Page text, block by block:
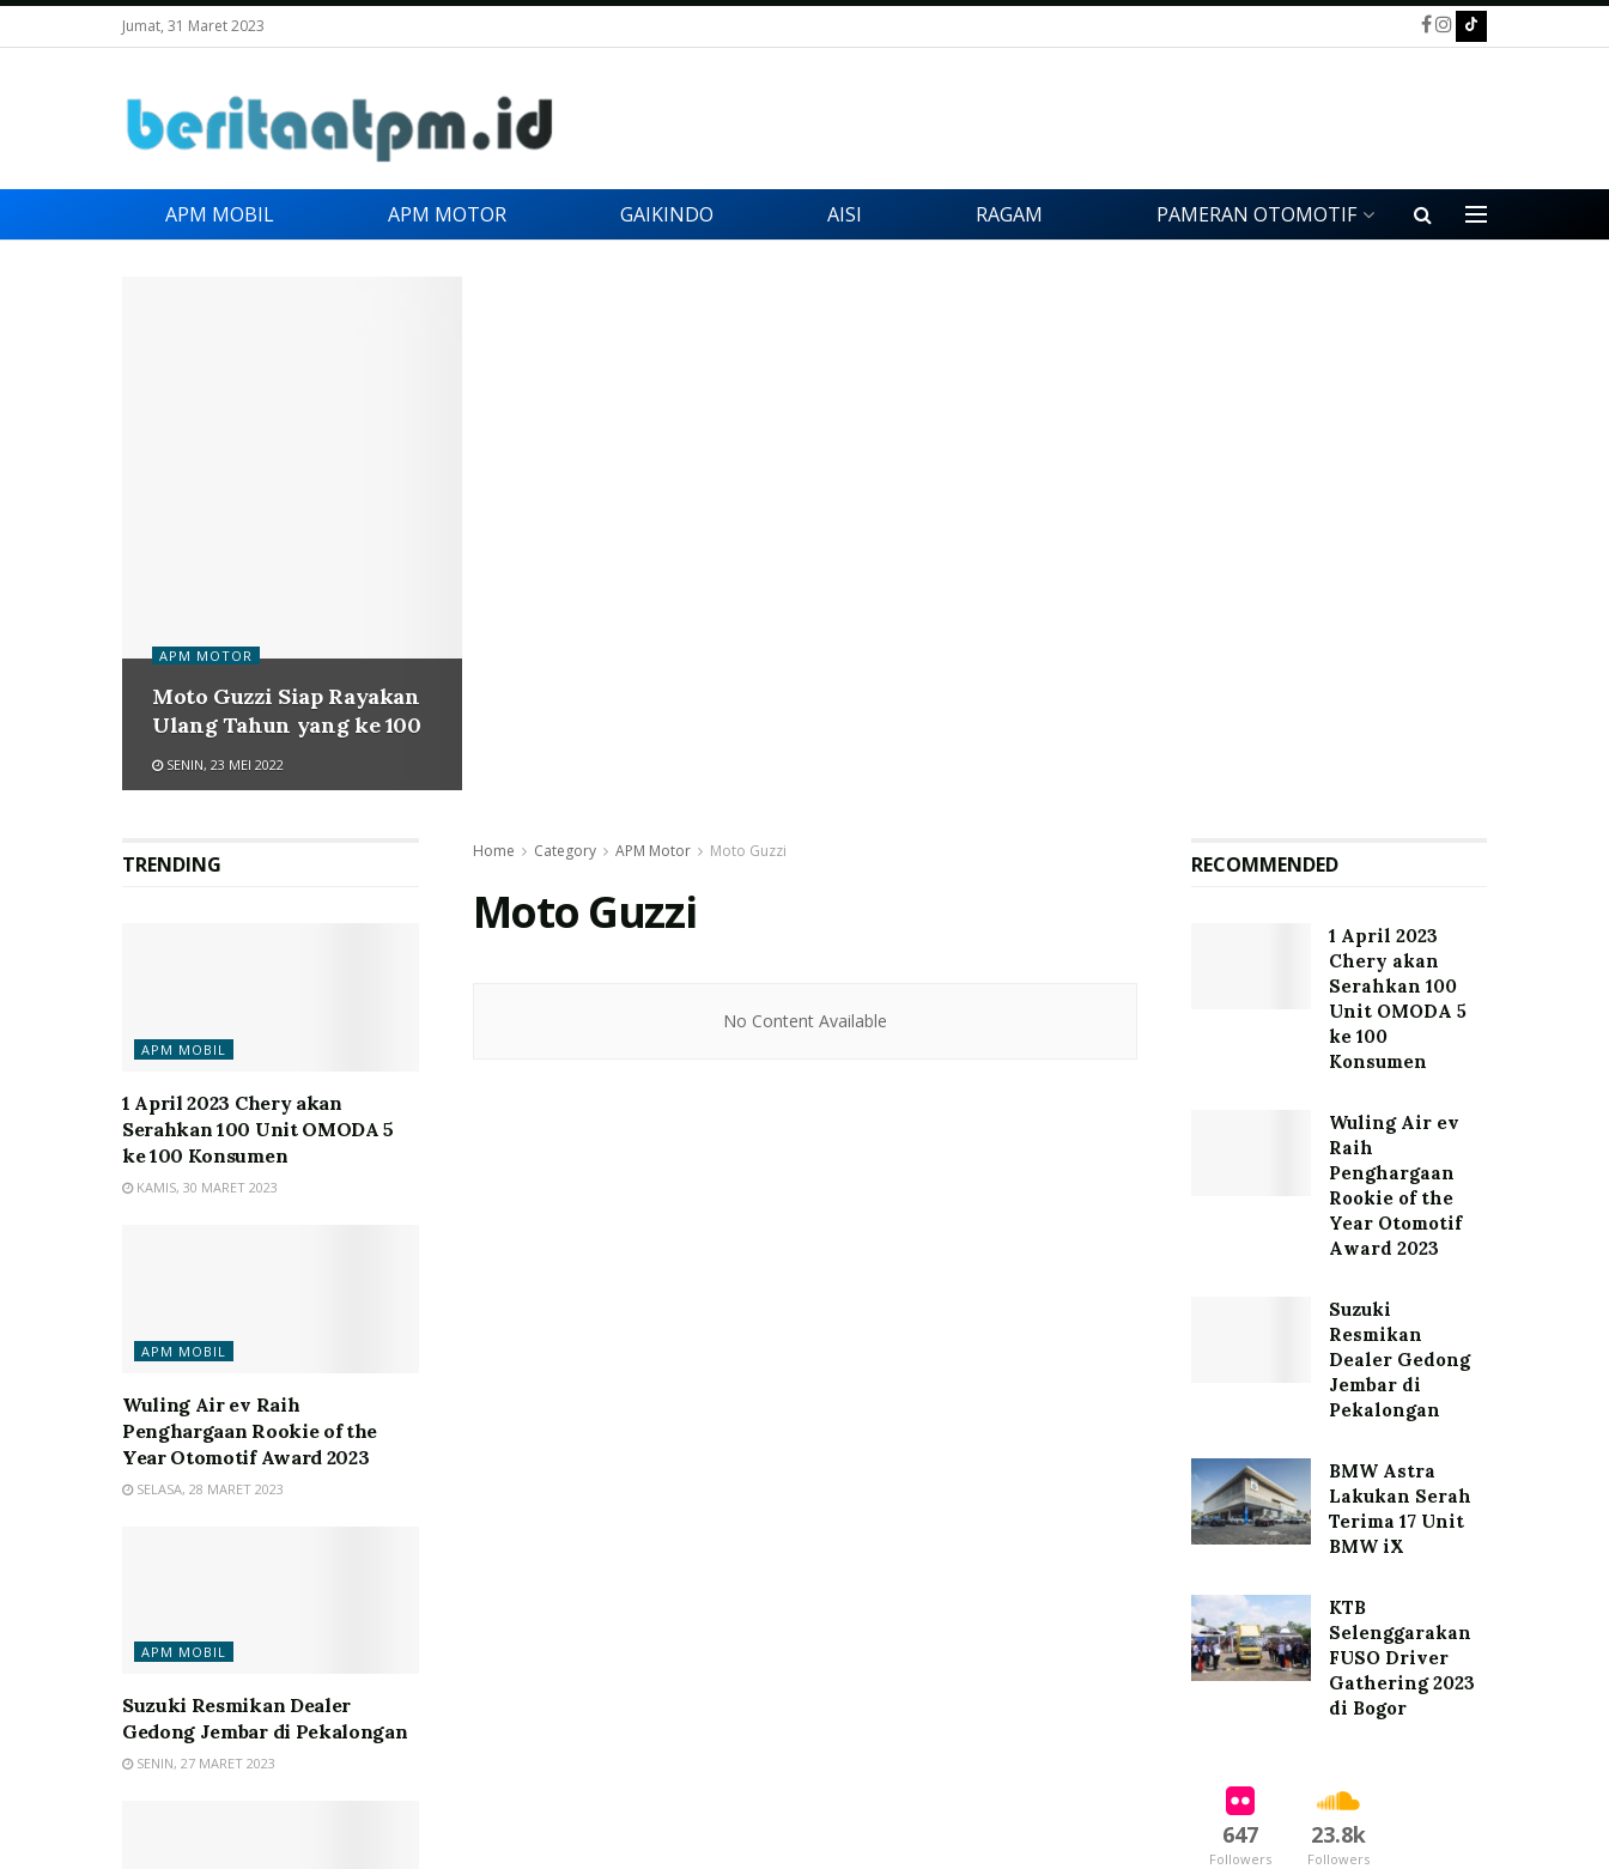
Jumat, 31 Maret 2023
APM MOBIL APM MOTOR GAIKINDO AISI RAGAM PAMERAN OTOMOTIF
APM MOTOR
Moto Guzzi Siap Rayakan
Ulang Tahun yang ke 100
SENIN, 23 MEI 2022
Home Category APM Motor Moto Guzzi
Moto Guzzi
No Content Available
TRENDING
APM MOBIL
1 April 2023 Chery akan
Serahkan 100 Unit OMODA 5
ke 100 Konsumen
KAMIS, 30 MARET 2023
APM MOBIL
Wuling Air ev Raih
Penghargaan Rookie of the
Year Otomotif Award 2023
SELASA, 28 MARET 2023
APM MOBIL
Suzuki Resmikan Dealer
Gedong Jembar di Pekalongan
SENIN, 27 MARET 2023
RECOMMENDED
1 April 2023
Chery akan
Serahkan 100
Unit OMODA 5
ke 100
Konsumen
Wuling Air ev
Raih
Penghargaan
Rookie of the
Year Otomotif
Award 2023
Suzuki
Resmikan
Dealer Gedong
Jembar di
Pekalongan
BMW Astra
Lakukan Serah
Terima 17 Unit
BMW iX
KTB
Selenggarakan
FUSO Driver
Gathering 2023
di Bogor
647
Followers
23.8k
Followers